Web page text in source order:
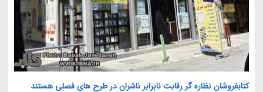
کتابفروشان نظاره گر رقابت نابرابر ناشران در طرح های فصلی هستند